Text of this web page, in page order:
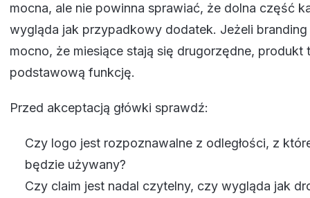
mocna, ale nie powinna sprawiać, że dolna część
wygląda jak przypadkowy dodatek. Jeżeli branding
mocno, że miesiące stają się drugorzędne, produkt
podstawową funkcję.
Przed akceptacją główki sprawdź:
Czy logo jest rozpoznawalne z odległości, z
będzie używany?
Czy claim jest nadal czytelny, czy wygląda jak